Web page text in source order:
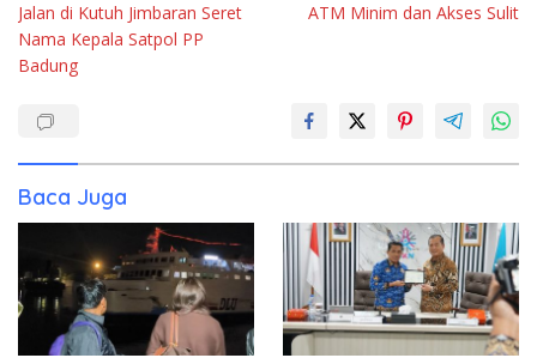
Jalan di Kutuh Jimbaran Seret
Nama Kepala Satpol PP
Badung
ATM Minim dan Akses Sulit
Baca Juga